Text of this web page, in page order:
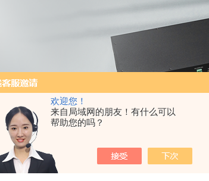
欢迎您！
来自局域网的朋友！有什么可以
帮助您的吗？
赛思VCTCXO 压控振荡器